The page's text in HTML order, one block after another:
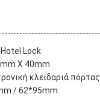
Lock
X 40mm
κλειδαριά πόρτας
/ 62*95mm